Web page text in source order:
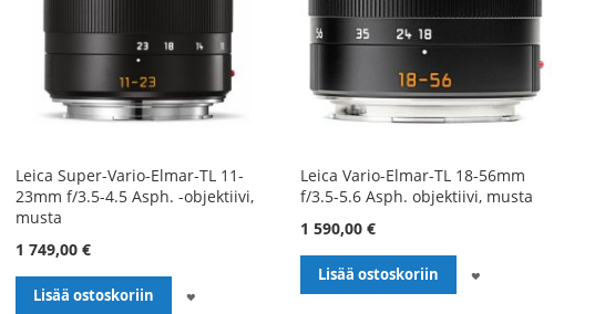
Leica Super-Vario-Elmar-TL 11-
23mm f/3.5-4.5 Asph. -objektiivi,
musta
1 749,00 €
Lisää ostoskoriin
Leica Vario-Elmar-TL 18-56mm
f/3.5-5.6 Asph. objektiivi, musta
1 590,00 €
Lisää ostoskoriin